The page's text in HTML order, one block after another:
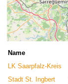
Name
LK Saarpfalz-Kreis
Stadt St. Ingbert